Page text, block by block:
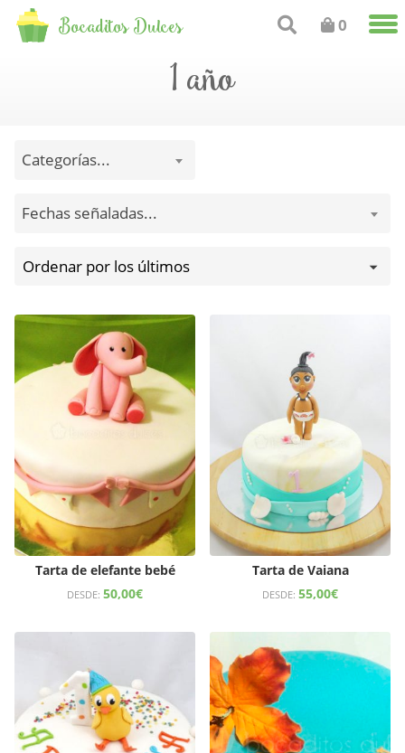
Bocaditos Dulces 0
1 año
Categorías...
Fechas señaladas...
Tarta de elefante bebé
DESDE: 50,00€
Tarta de Vaiana
DESDE: 55,00€